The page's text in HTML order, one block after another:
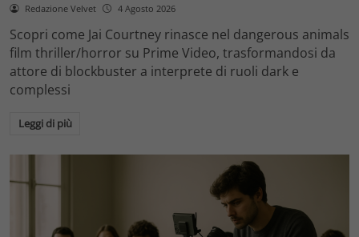
Redazione Velvet 4 Agosto 2026
Scopri come Jai Courtney rinasce nel dangerous animals
film thriller/horror su Prime Video, trasformandosi da
attore di blockbuster a interprete di ruoli dark e
complessi
Leggi di più